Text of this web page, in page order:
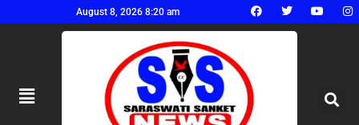
August 8, 2026 8:20 am